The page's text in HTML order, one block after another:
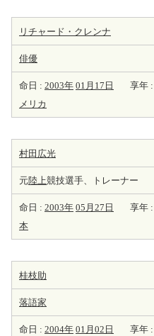
リチャード・クレンナ
俳優
命日 : 2003年 01月17日 享年 :
メリカ
村田広光
元陸上競技選手、トレーナー
命日 : 2003年 05月27日 享年 :
本
桂枝助
落語家
命日 : 2004年 01月02日 享年 :